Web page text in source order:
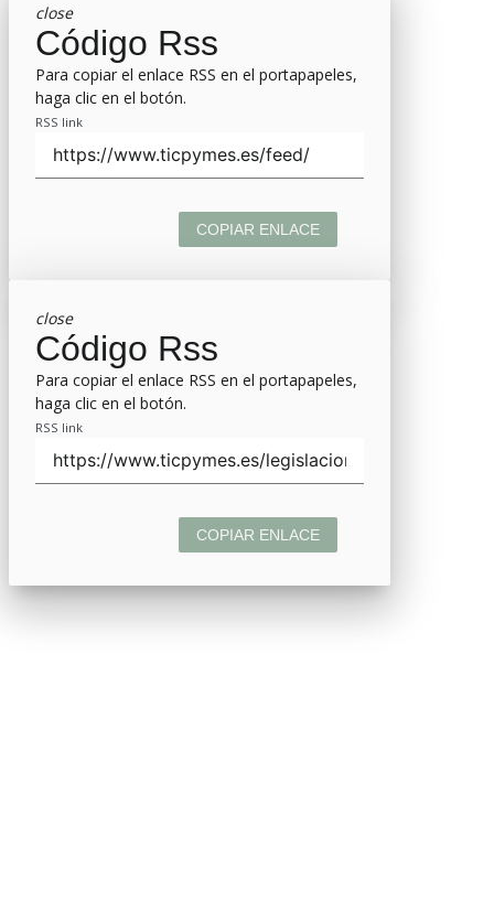
close
Código Rss
Para copiar el enlace RSS en el portapapeles,
haga clic en el botón.
RSS link
COPIAR ENLACE
close
Código Rss
Para copiar el enlace RSS en el portapapeles,
haga clic en el botón.
RSS link
COPIAR ENLACE